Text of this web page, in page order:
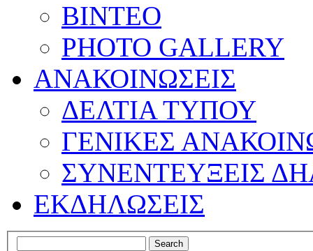
ΒΙΝΤΕΟ
PHOTO GALLERY
ΑΝΑΚΟΙΝΩΣΕΙΣ
ΔΕΛΤΙΑ ΤΥΠΟΥ
ΓΕΝΙΚΕΣ
ΣΥΝΕΝΤΕΥΞΕΙΣ
ΕΚΔΗΛΩΣΕΙΣ